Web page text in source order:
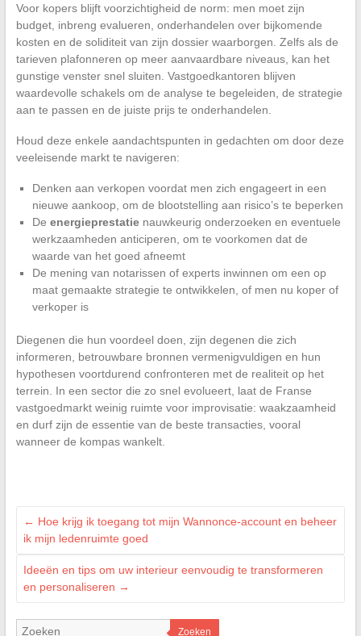
Voor kopers blijft voorzichtigheid de norm: men moet zijn
budget, inbreng evalueren, onderhandelen over bijkomende
kosten en de soliditeit van zijn dossier waarborgen. Zelfs als de
tarieven plafonneren op meer aanvaardbare niveaus, kan het
gunstige venster snel sluiten. Vastgoedkantoren blijven
waardevolle schakels om de analyse te begeleiden, de strategie
aan te passen en de juiste prijs te onderhandelen.
Houd deze enkele aandachtspunten in gedachten om door deze
veeleisende markt te navigeren:
Denken aan verkopen voordat men zich engageert in een
nieuwe aankoop, om de blootstelling aan risico’s te beperken
De energieprestatienauwkeurig onderzoeken en eventuele
werkzaamheden anticiperen, om te voorkomen dat de
waarde van het goed afneemt
De mening van notarissen of experts inwinnen om een op
maat gemaakte strategie te ontwikkelen, of men nu koper of
verkoper is
Diegenen die hun voordeel doen, zijn degenen die zich
informeren, betrouwbare bronnen vermenigvuldigen en hun
hypothesen voortdurend confronteren met de realiteit op het
terrein. In een sector die zo snel evolueert, laat de Franse
vastgoedmarkt weinig ruimte voor improvisatie: waakzaamheid
en durf zijn de essentie van de beste transacties, vooral
wanneer de kompas wankelt.
← Hoe krijg ik toegang tot mijn Wannonce-account en beheer
ik mijn ledenruimte goed
Ideeën en tips om uw interieur eenvoudig te transformeren
en personaliseren →
Zoeken